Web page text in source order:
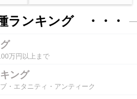
ランキング ・・・
万円以上まで
ング
・エタニティ・アンティーク